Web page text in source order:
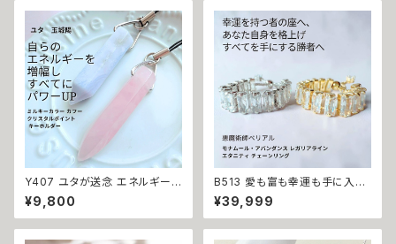
魔術 悪魔術師 べリアル 願望成
就 アクセサリー ブレスレット 魔
術 強力 悪魔術 黒魔術 おまじ
ない 呪 本物 魔術師 魔法 恋愛
成就 略奪 ライバル 縁結び お守
り 開運
引き寄せ 愛され力 おまじない
占い 開運 家庭運 子宝 子授け
お守り 潜在能力開花 祈祷 沖縄
パワー ちゅら
Y407 ユタが送念 エネルギー
増幅・拡散 ミルキーカラー カフ
ー ストラップ クリスタルポイント
キーホルダー 幸運召致 パワー
¥9,800
B513 愛も富も幸運も手に入れ
る 勝者の運命へ格上げ 強力魔
術 モナムール・アバンダンス レ
ガリアライン エタニティ チェー
¥39,999